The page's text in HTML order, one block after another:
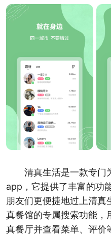
清真生活是一款专门
app，它提供了丰富的功
朋友们更便捷地过上清
真餐馆的专属搜索功能，
真餐厅并查看菜单、评价